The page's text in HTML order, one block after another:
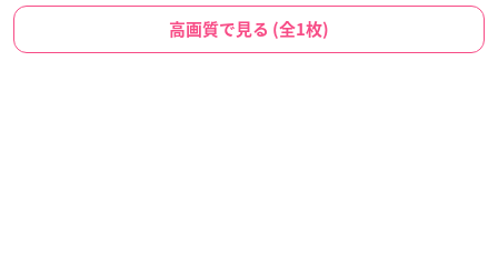
高画質で見る (全1枚)